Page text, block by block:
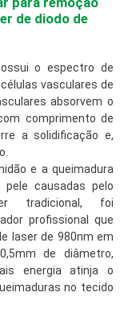
de diodo de
o espectro de
vasculares de
absorvem o
comprimento de
a solidificação e,
e a queimadura
causadas pelo
tradicional, foi
profissional que
laser de 980nm em
de diâmetro,
energia atinja o
no tecido